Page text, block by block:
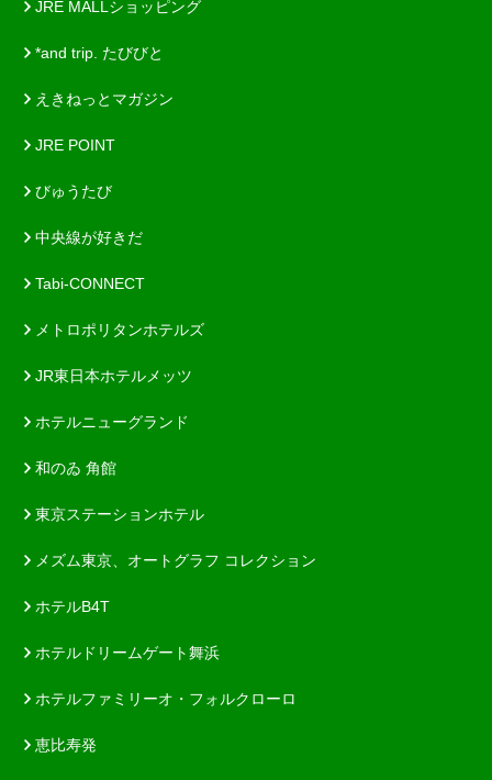
JRE MALLショッピング
*and trip. たびびと
えきねっとマガジン
JRE POINT
びゅうたび
中央線が好きだ
Tabi-CONNECT
メトロポリタンホテルズ
JR東日本ホテルメッツ
ホテルニューグランド
和のゐ 角館
東京ステーションホテル
メズム東京、オートグラフ コレクション
ホテルB4T
ホテルドリームゲート舞浜
ホテルファミリーオ・フォルクローロ
恵比寿発